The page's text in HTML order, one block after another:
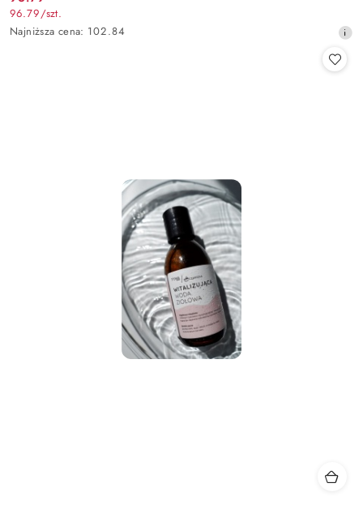
Cena
promocyjna:
96.79/szt.
Najniższa
Najniższa cena: 102.84